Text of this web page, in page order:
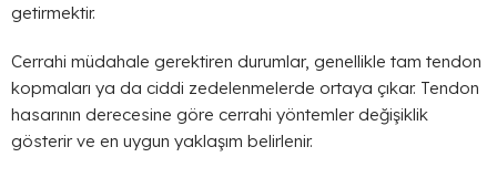
getirmektir.
Cerrahi müdahale gerektiren durumlar, genellikle tam tendon
kopmaları ya da ciddi zedelenmelerde ortaya çıkar. Tendon
hasarının derecesine göre cerrahi yöntemler değişiklik
gösterir ve en uygun yaklaşım belirlenir.